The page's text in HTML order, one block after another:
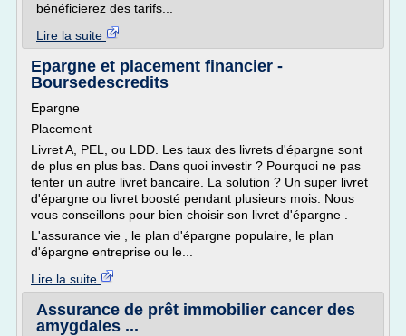
bénéficierez des tarifs...
Lire la suite
Epargne et placement financier -
Boursedescredits
Epargne
Placement
Livret A, PEL, ou LDD. Les taux des livrets d'épargne sont
de plus en plus bas. Dans quoi investir ? Pourquoi ne pas
tenter un autre livret bancaire. La solution ? Un super livret
d'épargne ou livret boosté pendant plusieurs mois. Nous
vous conseillons pour bien choisir son livret d'épargne .
L'assurance vie , le plan d'épargne populaire, le plan
d'épargne entreprise ou le...
Lire la suite
Assurance de prêt immobilier cancer des
amygdales ...